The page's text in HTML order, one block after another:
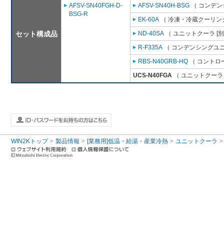
セット構成品
AFSV-SN40FGH-D-
BSG-R
AFSV-SN40H-BSG （ コンデ
EK-60A （ 冷凍・冷蔵クーリ
ND-40SA （ ユニットクーラ [
R-F335A （ コンデンシングユ
RBS-N40GRB-HQ （ コント
UCS-N40FGA （ ユニットクー
WIN2Kトップ 製品情報 [業務用]低温・給湯・産業冷熱 ユニットクーラ